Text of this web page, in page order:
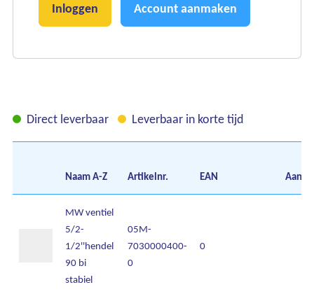
Ons assortiment
Onze merken
Inloggen Account aanmaken
Direct leverbaar Leverbaar in korte tijd
NaamA-Z Artikelnr. EAN Aantal
MW ventiel
5/2-
1/2''hendel
90 bi
stabiel
05M-
7030000400-
0
0